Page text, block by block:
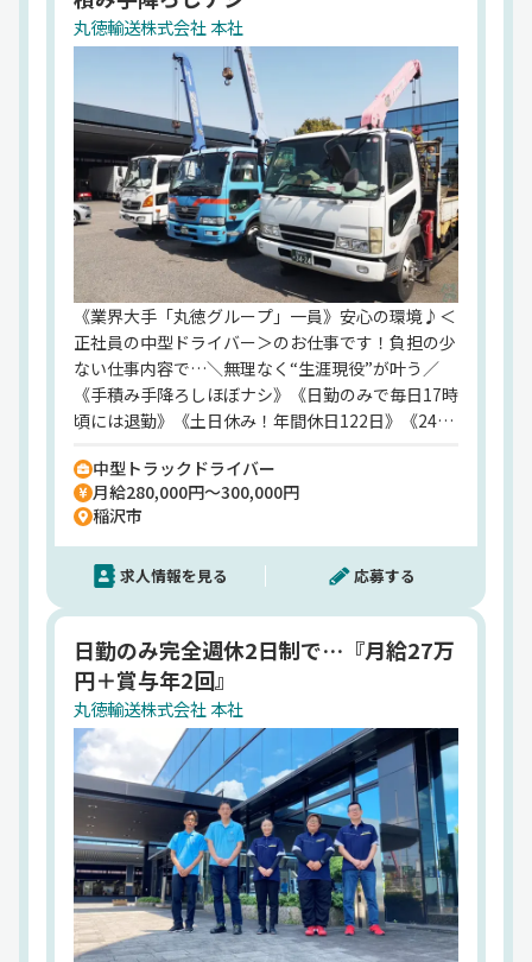
業務内容
一般貨物自動車運送業
貨物運送取扱事業
特定労働者派遣事業
http://www.marutokusangyo.co.jp/group/yusou.
html
丸徳輸送株式会社 本社
《業界大手「丸徳グループ」一員》安心の環境♪＜
正社員の中型ドライバー＞のお仕事です！負担の少
ない仕事内容で…＼無理なく“生涯現役”が叶う／
《手積み手降ろしほぼナシ》《日勤のみで毎日17時
頃には退勤》《土日休み！年間休日122日》《24年
ツグンの働きやすさを用意！《地元で働きたいアナ
タに…》稲沢市はもちろん、清須市、北名古屋市、
岩倉市、一宮市、大治町、あま市、津島市、愛西
市、名古屋市からアクセス抜群♪【中高年・シニア
も活躍中】【ブランク不問】
中型トラックドライバー
月給280,000円～300,000円
稲沢市
求人情報を見る 応募する
日勤のみ完全週休2日制で…『月給27万
円＋賞与年2回』
丸徳輸送株式会社 本社